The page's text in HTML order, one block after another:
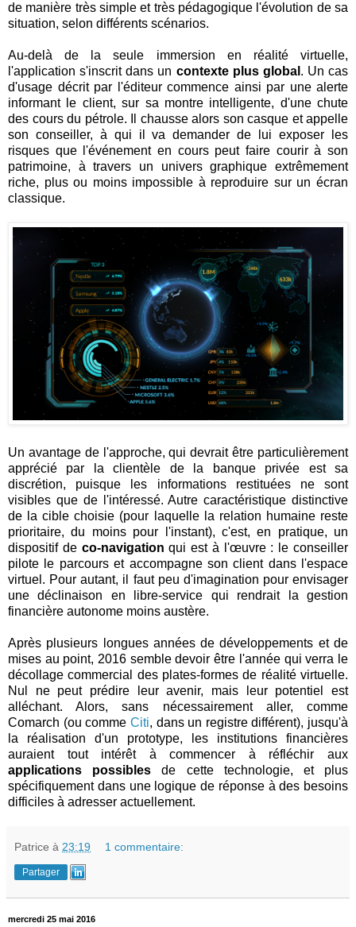
de manière très simple et très pédagogique l'évolution de sa
situation, selon différents scénarios.
Au-delà de la seule immersion en réalité virtuelle,
l'application s'inscrit dans un contexte plus global . Un cas
d'usage décrit par l'éditeur commence ainsi par une alerte
informant le client, sur sa montre intelligente, d'une chute
des cours du pétrole. Il chausse alors son casque et appelle
son conseiller, à qui il va demander de lui exposer les
risques que l'événement en cours peut faire courir à son
patrimoine, à travers un univers graphique extrêmement
riche, plus ou moins impossible à reproduire sur un écran
classique.
Un avantage de l'approche, qui devrait être particulièrement
apprécié par la clientèle de la banque privée est sa
discrétion, puisque les informations restituées ne sont
visibles que de l'intéressé. Autre caractéristique distinctive
de la cible choisie (pour laquelle la relation humaine reste
prioritaire, du moins pour l'instant), c'est, en pratique, un
dispositif de co-navigation qui est à l'œuvre : le conseiller
pilote le parcours et accompagne son client dans l'espace
virtuel. Pour autant, il faut peu d'imagination pour envisager
une déclinaison en libre-service qui rendrait la gestion
financière autonome moins austère.
Après plusieurs longues années de développements et de
mises au point, 2016 semble devoir être l'année qui verra le
décollage commercial des plates-formes de réalité virtuelle.
Nul ne peut prédire leur avenir, mais leur potentiel est
alléchant. Alors, sans nécessairement aller, comme
Comarch (ou comme Citi, dans un registre différent), jusqu'à
la réalisation d'un prototype, les institutions financières
auraient tout intérêt à commencer à réfléchir aux
applications possibles de cette technologie, et plus
spécifiquement dans une logique de réponse à des besoins
difficiles à adresser actuellement.
Patrice à 23:19 1 commentaire:
Partager
mercredi 25 mai 2016